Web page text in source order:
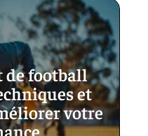
football
et
votre